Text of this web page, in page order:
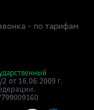
- по тарифам
2 от 16.06.2009 г.